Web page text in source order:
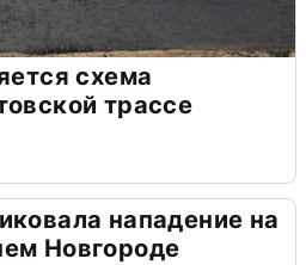
схема
трассе
нападение на
Новгороде